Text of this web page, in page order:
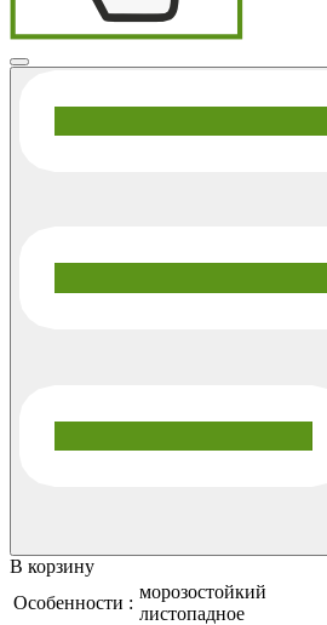
В корзину
Особенности :
морозостойкий
листопадное